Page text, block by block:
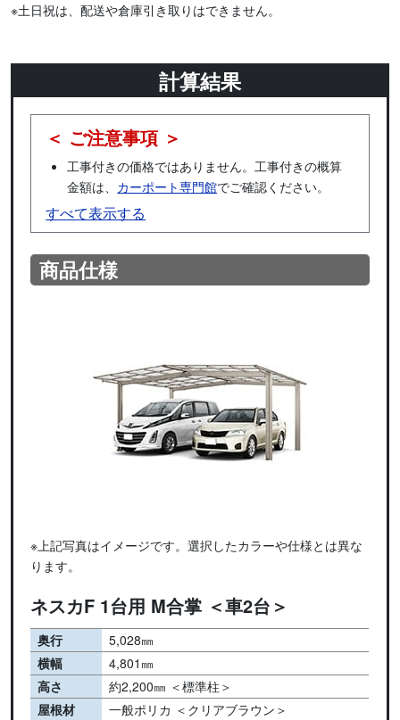
※土日祝は、配送や倉庫引き取りはできません。
計算結果
＜ ご注意事項 ＞
工事付きの価格ではありません。工事付きの概算
金額は、 カーポート専門館でご確認ください。
すべて表示する
商品仕様
※上記写真はイメージです。選択したカラーや仕様とは異な
ります。
ネスカF 1台用 M合掌 ＜車2台＞
奥行
5,028㎜
横幅
4,801㎜
高さ
約2,200㎜ ＜標準柱＞
屋根材
一般ポリカ ＜クリアブラウン＞